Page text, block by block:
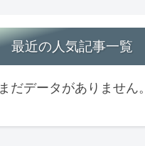
最近の人気記事一覧
まだデータがありません。